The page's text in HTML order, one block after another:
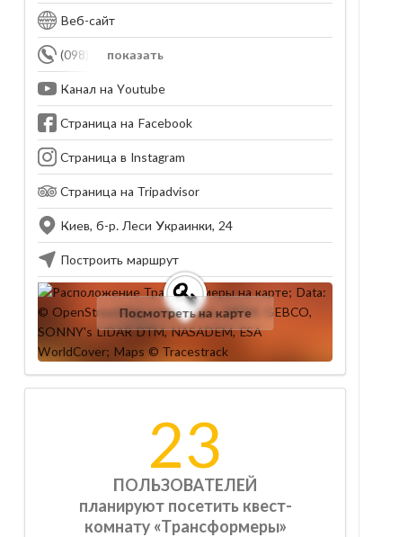
Веб-сайт
показать
(098) 641-94-34
Канал на Youtube
Страница на Facebook
Страница в Instagram
Страница на Tripadvisor
Киев, б-р. Леси Украинки, 24
Построить маршрут
Посмотреть на карте
23
ПОЛЬЗОВАТЕЛЕЙ
планируют посетить квест-
комнату «Трансформеры»